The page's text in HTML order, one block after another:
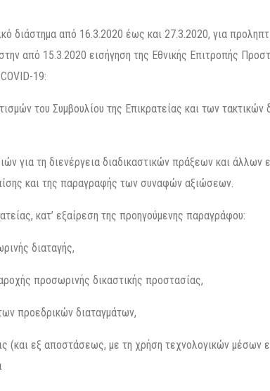
διάστημα από 16.3.2020 έως και 27.3.2020, για
από 15.3.2020 εισήγηση της Εθνικής Επιτροπής
19:
του Συμβουλίου της Επικρατείας και των τακτικών
για τη διενέργεια διαδικαστικών πράξεων και άλλων
και της παραγραφής των συναφών αξιώσεων.
κατ’ εξαίρεση της προηγούμενης παραγράφου:
διαταγής,
προσωρινής δικαστικής προστασίας,
προεδρικών διαταγμάτων,
(και εξ αποστάσεως, με τη χρήση τεχνολογικών μέσων